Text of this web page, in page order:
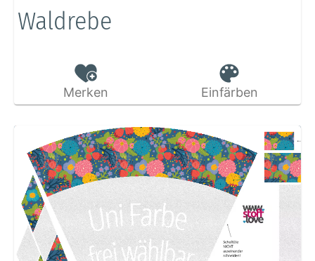
Waldrebe
Merken Einfärben